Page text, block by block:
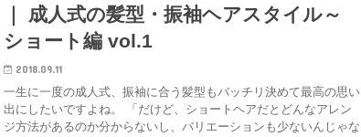
｜ 成人式の髪型・振袖ヘアスタイル～
ショート編 vol.1
2018.09.11
一生に一度の成人式、振袖に合う髪型もバッチリ決めて最高の思い
出にしたいですよね。 「だけど、ショートヘアだとどんなアレン
ジ方法があるのか分からないし、バリエーションも少ないんじゃな